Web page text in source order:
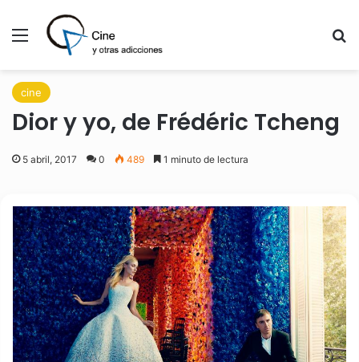
Menú
cine
Dior y yo, de Frédéric Tcheng
5 abril, 2017 0 489 1 minuto de lectura